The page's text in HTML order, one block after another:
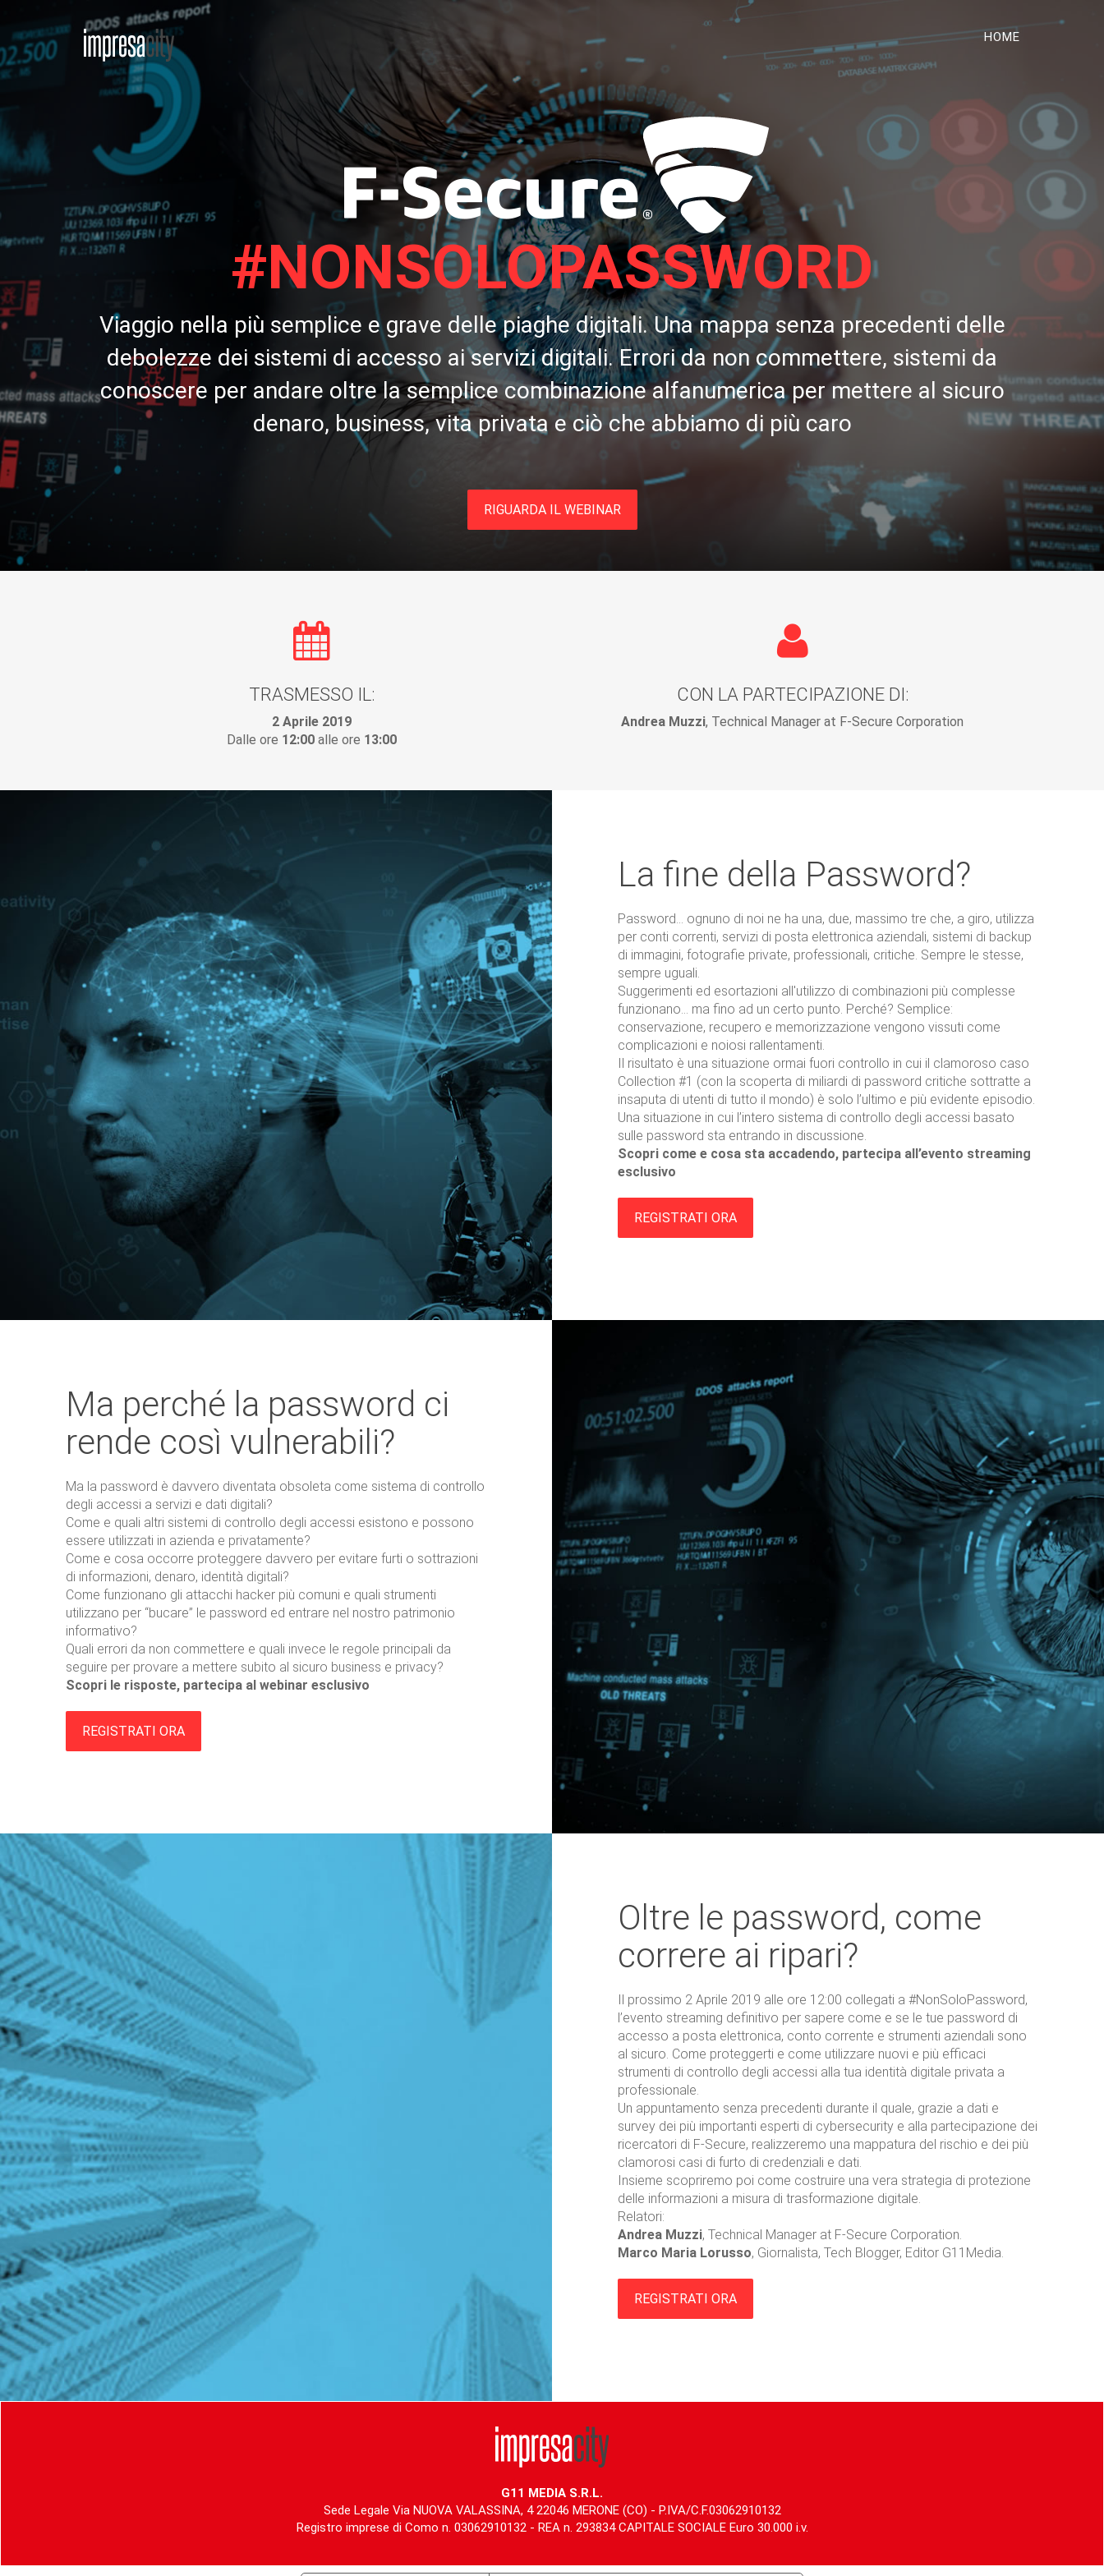
HOME
#NONSOLOPASSWORD
Viaggio nella più semplice e grave delle piaghe digitali. Una mappa senza precedenti delle
debolezze dei sistemi di accesso ai servizi digitali. Errori da non commettere, sistemi da
conoscere per andare oltre la semplice combinazione alfanumerica per mettere al sicuro
denaro, business, vita privata e ciò che abbiamo di più caro
RIGUARDA IL WEBINAR
TRASMESSO IL:
2 Aprile 2019
Dalle ore 12:00 alle ore 13:00
CON LA PARTECIPAZIONE DI:
Andrea Muzzi, Technical Manager at F-Secure Corporation
La fine della Password?
Password… ognuno di noi ne ha una, due, massimo tre che, a giro, utilizza
per conti correnti, servizi di posta elettronica aziendali, sistemi di backup
di immagini, fotografie private, professionali, critiche. Sempre le stesse,
sempre uguali.
Suggerimenti ed esortazioni all'utilizzo di combinazioni più complesse
funzionano… ma fino ad un certo punto. Perché? Semplice:
conservazione, recupero e memorizzazione vengono vissuti come
complicazioni e noiosi rallentamenti.
Il risultato è una situazione ormai fuori controllo in cui il clamoroso caso
Collection #1 (con la scoperta di miliardi di password critiche sottratte a
insaputa di utenti di tutto il mondo) è solo l’ultimo e più evidente episodio.
Una situazione in cui l’intero sistema di controllo degli accessi basato
sulle password sta entrando in discussione.
Scopri come e cosa sta accadendo, partecipa all’evento streaming
esclusivo
REGISTRATI ORA
Ma perché la password ci
rende così vulnerabili?
Ma la password è davvero diventata obsoleta come sistema di controllo
degli accessi a servizi e dati digitali?
Come e quali altri sistemi di controllo degli accessi esistono e possono
essere utilizzati in azienda e privatamente?
Come e cosa occorre proteggere davvero per evitare furti o sottrazioni
di informazioni, denaro, identità digitali?
Come funzionano gli attacchi hacker più comuni e quali strumenti
utilizzano per “bucare” le password ed entrare nel nostro patrimonio
informativo?
Quali errori da non commettere e quali invece le regole principali da
seguire per provare a mettere subito al sicuro business e privacy?
Scopri le risposte, partecipa al webinar esclusivo
REGISTRATI ORA
Oltre le password, come
correre ai ripari?
Il prossimo 2 Aprile 2019 alle ore 12:00 collegati a #NonSoloPassword,
l’evento streaming definitivo per sapere come e se le tue password di
accesso a posta elettronica, conto corrente e strumenti aziendali sono
al sicuro. Come proteggerti e come utilizzare nuovi e più efficaci
strumenti di controllo degli accessi alla tua identità digitale privata a
professionale.
Un appuntamento senza precedenti durante il quale, grazie a dati e
survey dei più importanti esperti di cybersecurity e alla partecipazione dei
ricercatori di F-Secure, realizzeremo una mappatura del rischio e dei più
clamorosi casi di furto di credenziali e dati.
Insieme scopriremo poi come costruire una vera strategia di protezione
delle informazioni a misura di trasformazione digitale.
Relatori:
Andrea Muzzi, Technical Manager at F-Secure Corporation.
Marco Maria Lorusso, Giornalista, Tech Blogger, Editor G11Media.
REGISTRATI ORA
G11 MEDIA S.R.L.
Sede Legale Via NUOVA VALASSINA, 4 22046 MERONE (CO) - P.IVA/C.F.03062910132
Registro imprese di Como n. 03062910132 - REA n. 293834 CAPITALE SOCIALE Euro 30.000 i.v.